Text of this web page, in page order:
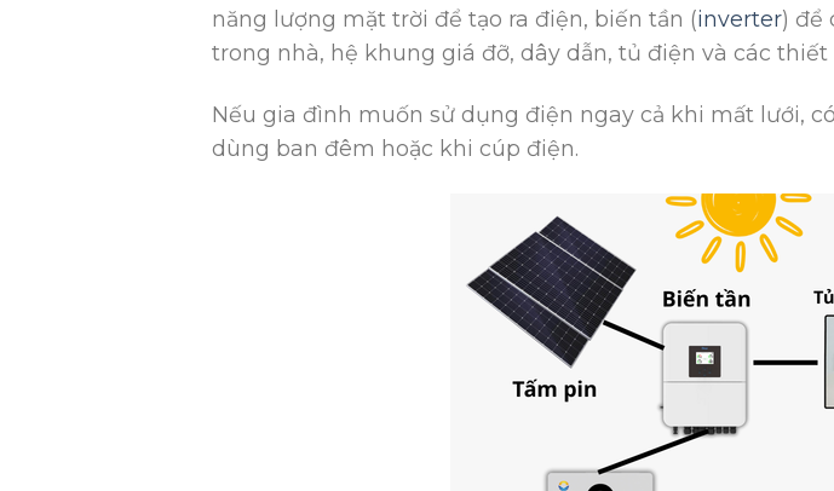
năng lượng mặt trời để tạo ra điện, biến tần (inverter) để
trong nhà, hệ khung giá đỡ, dây dẫn, tủ điện và các thiết
Nếu gia đình muốn sử dụng điện ngay cả khi mất lưới,
dùng ban đêm hoặc khi cúp điện.